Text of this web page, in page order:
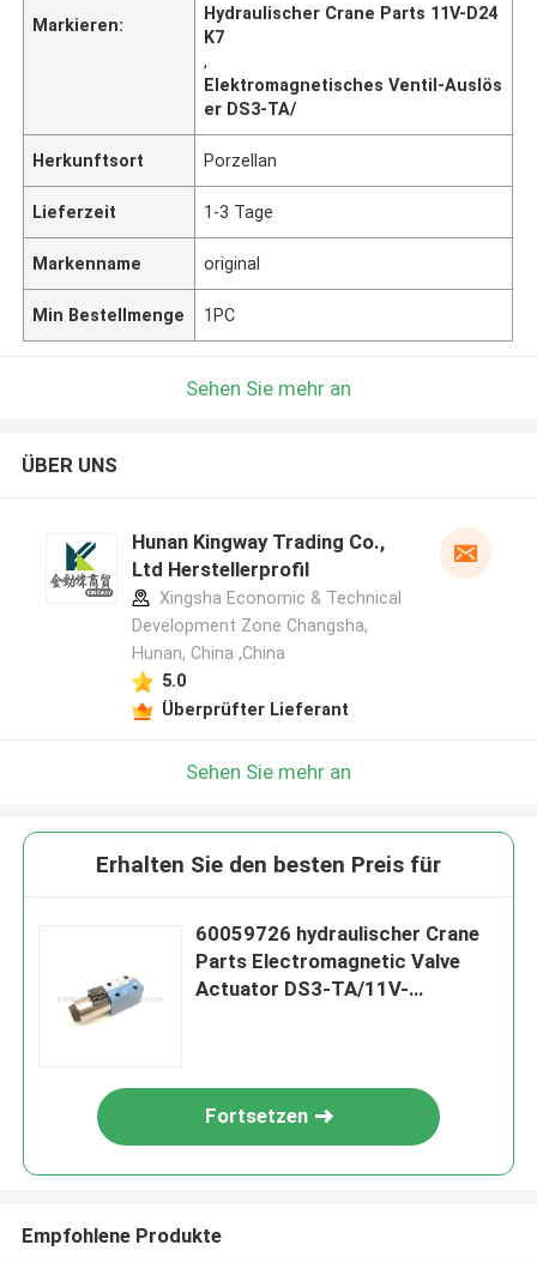
Markieren:
Hydraulischer Crane Parts 11V-D24
K7
,
Elektromagnetisches Ventil-Auslös
er DS3-TA/
Herkunftsort Porzellan
Lieferzeit 1-3 Tage
Markenname original
Min Bestellmenge 1PC
Sehen Sie mehr an
ÜBER UNS
Hunan Kingway Trading Co.,
Ltd Herstellerprofil
Xingsha Economic & Technical
Development Zone Changsha,
Hunan, China ,China
5.0
Überprüfter Lieferant
Sehen Sie mehr an
Erhalten Sie den besten Preis für
60059726 hydraulischer Crane
Parts Electromagnetic Valve
Actuator DS3-TA/11V-
Fortsetzen
Empfohlene Produkte